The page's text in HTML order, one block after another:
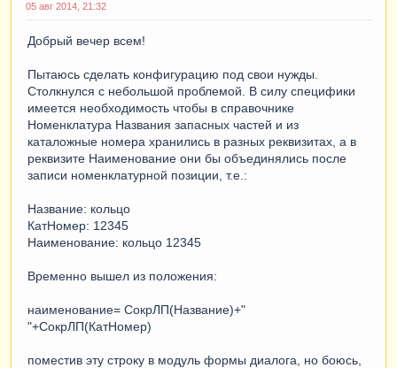
05 авг 2014, 21:32
Добрый вечер всем!
Пытаюсь сделать конфигурацию под свои нужды.
Столкнулся с небольшой проблемой. В силу специфики
имеется необходимость чтобы в справочнике
Номенклатура Названия запасных частей и из
каталожные номера хранились в разных реквизитах, а в
реквизите Наименование они бы объединялись после
записи номенклатурной позиции, т.е.:
Название: кольцо
КатНомер: 12345
Наименование: кольцо 12345
Временно вышел из положения:
наименование= СокрЛП(Название)+"
"+СокрЛП(КатНомер)
поместив эту строку в модуль формы диалога, но боюсь,